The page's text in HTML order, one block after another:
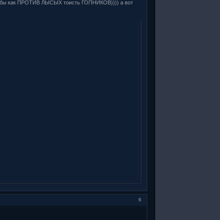
бы как ПРОТИВ ЛЫСЫХ тоисть ГОПНИКОВ)))) а вот
6